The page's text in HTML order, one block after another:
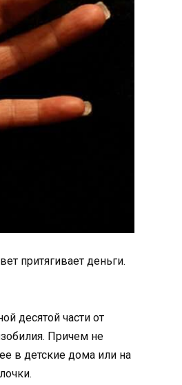
притягивает деньги.
десятой части от
Причем не
в детские дома или на